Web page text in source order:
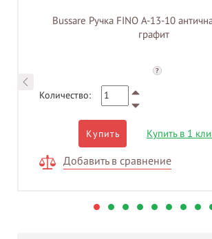
Bussare Ручка FINO A-13-10
графит
?
Количество:
Купить Купить в 1
Добавить в сравнение